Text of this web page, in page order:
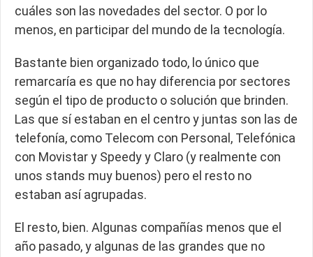
cuáles son las novedades del sector. O por lo
menos, en participar del mundo de la tecnología.
Bastante bien organizado todo, lo único que
remarcaría es que no hay diferencia por sectores
según el tipo de producto o solución que brinden.
Las que sí estaban en el centro y juntas son las de
telefonía, como Telecom con Personal, Telefónica
con Movistar y Speedy y Claro (y realmente con
unos stands muy buenos) pero el resto no
estaban así agrupadas.
El resto, bien. Algunas compañías menos que el
año pasado, y algunas de las grandes que no